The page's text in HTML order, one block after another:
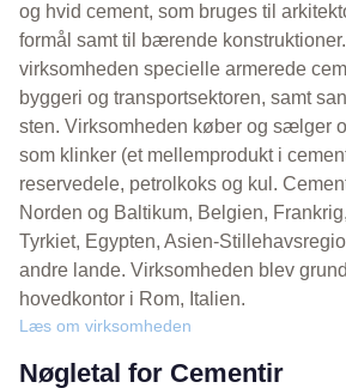
og hvid cement, som bruges til
formål samt til bærende
virksomheden specielle armerede
byggeri og transportsektoren, samt
sten. Virksomheden køber og sælger
som klinker (et mellemprodukt i
reservedele, petrolkoks og kul.
Norden og Baltikum, Belgien,
Tyrkiet, Egypten, Asien-
andre lande. Virksomheden blev
hovedkontor i Rom, Italien.
Læs om virksomheden
Nøgletal for Cementir